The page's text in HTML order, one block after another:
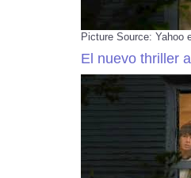
Picture Source: Yahoo
El nuevo thriller